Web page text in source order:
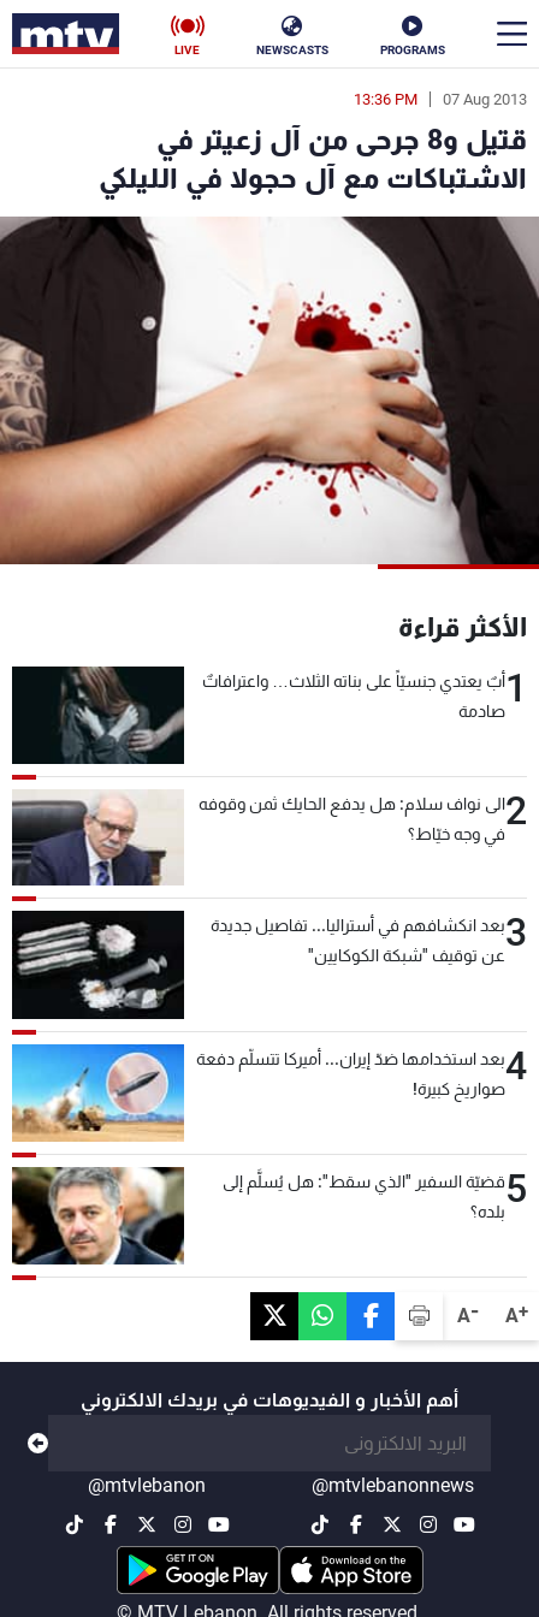
PROGRAMS
NEWSCASTS
LIVE
A+
A-
07 Aug 2013
13:36 PM
قتيل و8 جرحى من آل زعيتر في
الاشتباكات مع آل حجولا في الليلكي
الأكثر قراءة
1أبٌ يعتدي جنسيّاً على بناته الثلاث… واعترافاتٌ
صادمة
2الى نواف سلام: هل يدفع الحايك ثمن وقوفه
في وجه خيّاط؟
3بعد انكشافهم في أستراليا... تفاصيل جديدة
عن توقيف "شبكة الكوكايين"
4بعد استخدامها ضدّ إيران... أميركا تتسلّم دفعة
صواريخ كبيرة!
5قضيّة السفير "الذي سقط": هل يُسلَّم إلى
بلده؟
أهم الأخبار و الفيديوهات في بريدك الالكتروني
@mtvlebanonnews
@mtvlebanon
en
الأخبار
سياسة ناس
إقتصاد
رياضة
كأس العالم
البرامج
جدول البرامج
شاهد البرامج
عن MTV
الإنـتـاج
وظائف
شروط الإسـتخدام